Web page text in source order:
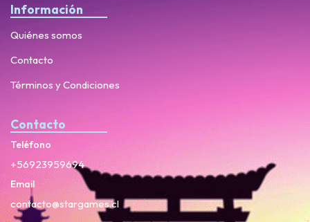
Información
Quiénes somos
Contacto
Términos y Condiciones
Contacto
Teléfono
+56923959694
Email
contacto@stargames.cl